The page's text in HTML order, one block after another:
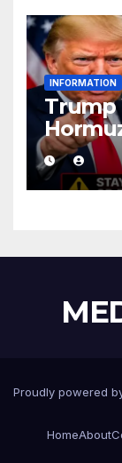
INFORMATION
Trump
With
Proudly powered
HomeAbout